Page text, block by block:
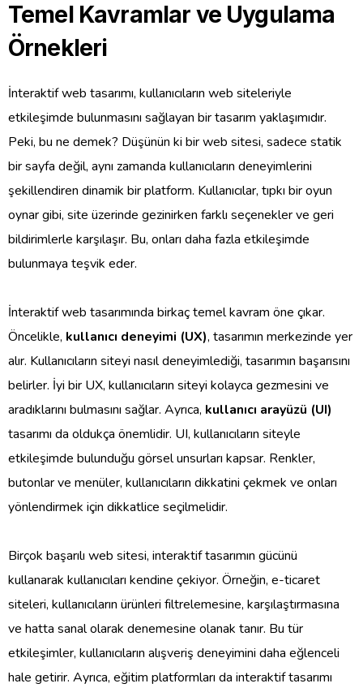
Temel Kavramlar ve Uygulama
Örnekleri
İnteraktif web tasarımı, kullanıcıların web siteleriyle
etkileşimde bulunmasını sağlayan bir tasarım yaklaşımıdır.
Peki, bu ne demek? Düşünün ki bir web sitesi, sadece statik
bir sayfa değil, aynı zamanda kullanıcıların deneyimlerini
şekillendiren dinamik bir platform. Kullanıcılar, tıpkı bir oyun
oynar gibi, site üzerinde gezinirken farklı seçenekler ve geri
bildirimlerle karşılaşır. Bu, onları daha fazla etkileşimde
bulunmaya teşvik eder.
İnteraktif web tasarımında birkaç temel kavram öne çıkar.
Öncelikle, kullanıcı deneyimi (UX), tasarımın merkezinde yer
alır. Kullanıcıların siteyi nasıl deneyimlediği, tasarımın başarısını
belirler. İyi bir UX, kullanıcıların siteyi kolayca gezmesini ve
aradıklarını bulmasını sağlar. Ayrıca, kullanıcı arayüzü (UI)
tasarımı da oldukça önemlidir. UI, kullanıcıların siteyle
etkileşimde bulunduğu görsel unsurları kapsar. Renkler,
butonlar ve menüler, kullanıcıların dikkatini çekmek ve onları
yönlendirmek için dikkatlice seçilmelidir.
Birçok başarılı web sitesi, interaktif tasarımın gücünü
kullanarak kullanıcıları kendine çekiyor. Örneğin, e-ticaret
siteleri, kullanıcıların ürünleri filtrelemesine, karşılaştırmasına
ve hatta sanal olarak denemesine olanak tanır. Bu tür
etkileşimler, kullanıcıların alışveriş deneyimini daha eğlenceli
hale getirir. Ayrıca, eğitim platformları da interaktif tasarımı